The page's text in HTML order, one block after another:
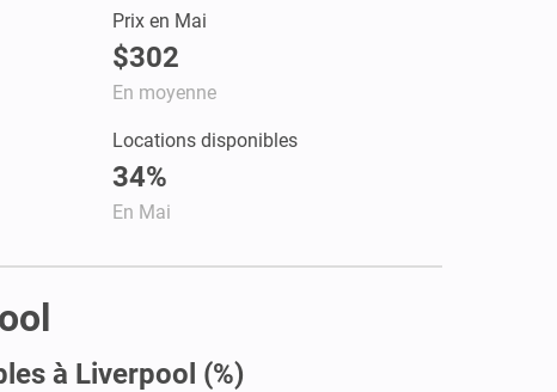
Prix en Mai
$302
En moyenne
Locations disponibles
34%
En Mai
à Liverpool (%)